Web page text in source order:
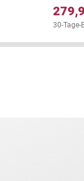
30-Tage-